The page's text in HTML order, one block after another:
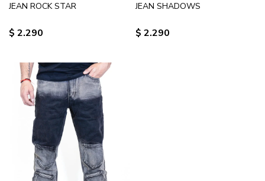
JEAN ROCK STAR
$ 2.290
JEAN SHADOWS
$ 2.290